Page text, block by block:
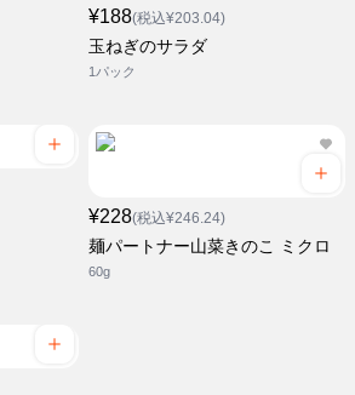
¥188(税込¥203.04)
玉ねぎのサラダ
1パック
¥228(税込¥246.24)
麺パートナー山菜きのこ ミクロ
60g